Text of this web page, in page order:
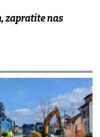
zapratite nas